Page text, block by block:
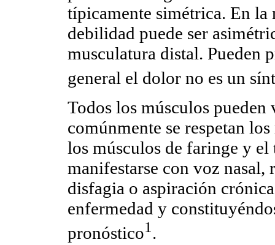
típicamente simétrica. En
debilidad puede ser
musculatura distal. Pueden
general el dolor no es un
Todos los músculos pueden
comúnmente se respetan
los músculos de faringe y
manifestarse con voz
disfagia o aspiración
enfermedad y
pronóstico1 .